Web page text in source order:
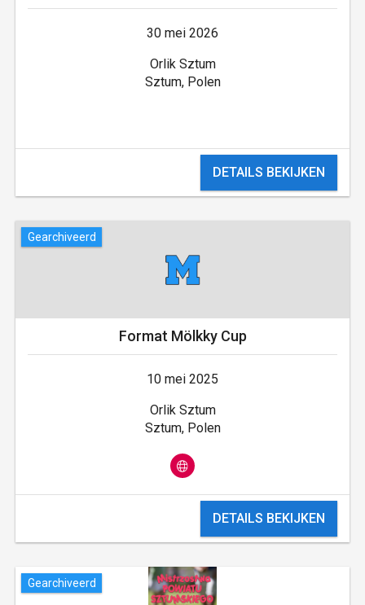
30 mei 2026
Orlik Sztum
Sztum, Polen
DETAILS BEKIJKEN
Gearchiveerd
Format Mölkky Cup
10 mei 2025
Orlik Sztum
Sztum, Polen
DETAILS BEKIJKEN
Gearchiveerd